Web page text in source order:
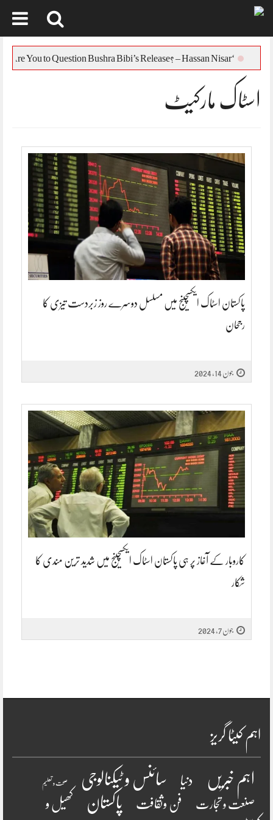
اسٹاک مارکیٹ
پاکستان اسٹاک ایکسچینج میں مسلسل دوسرے روز زبردست تیزی کا
رجحان
جون 14, 2024
کاروبار کے آغاز پر ہی پاکستان اسٹاک ایکسچینج میں شدید ترین مندی کا
شکار
جون 7, 2024
اہم کیٹا گریز
اہم خبریں دنیا سائنس و ٹیکنالوجی صحت و تعلیم
صنعت و تجارت فن وثقافت پاکستان
کھیل و